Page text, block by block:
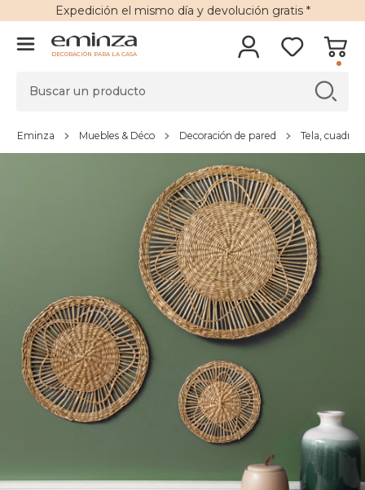
Expedición el mismo día y devolución gratis*
DECORACIÓN PARA LA CASA
Eminza Muebles & Déco Decoración de pared Tela, cuadro